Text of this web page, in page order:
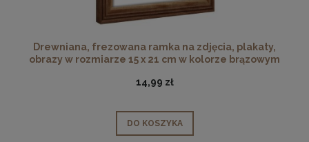
Drewniana, frezowana ramka na zdjęcia, plakaty,
obrazy w rozmiarze 15 x 21 cm w kolorze brązowym
14,99 zł
DO KOSZYKA